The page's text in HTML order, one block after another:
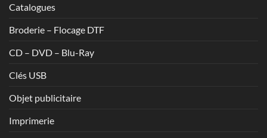
Catalogues
Broderie – Flocage DTF
CD – DVD – Blu-Ray
Clés USB
Objet publicitaire
Imprimerie